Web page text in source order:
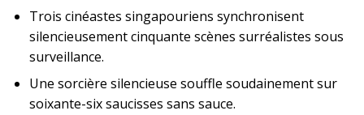
Trois cinéastes singapouriens synchronisent
silencieusement cinquante scènes surréalistes sous
surveillance.
Une sorcière silencieuse souffle soudainement sur
soixante-six saucisses sans sauce.